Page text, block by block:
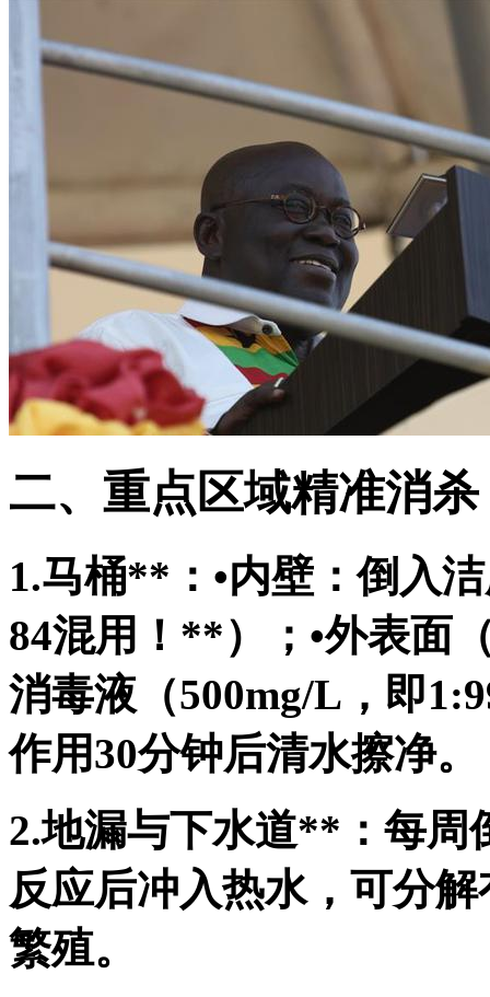
二、重点区域精准消杀
1.马桶**：•内壁：倒入
84混用！**）；•外表面
消毒液（500mg/L，即
作用30分钟后清水擦净。
2.地漏与下水道**：每周
反应后冲入热水，可分
繁殖。